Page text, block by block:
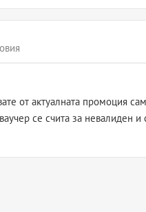
от актуалната промоция
се счита за невалиден и